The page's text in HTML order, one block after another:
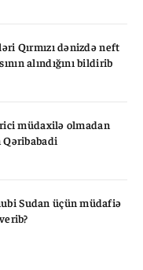
Qırmızı dənizdə neft
alındığını bildirib
müdaxilə olmadan
Sudan üçün müdafiə